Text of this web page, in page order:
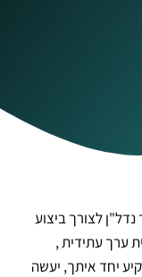
לצורך ביצוע
ערך עתידית ,
יחד איתך, יעשה